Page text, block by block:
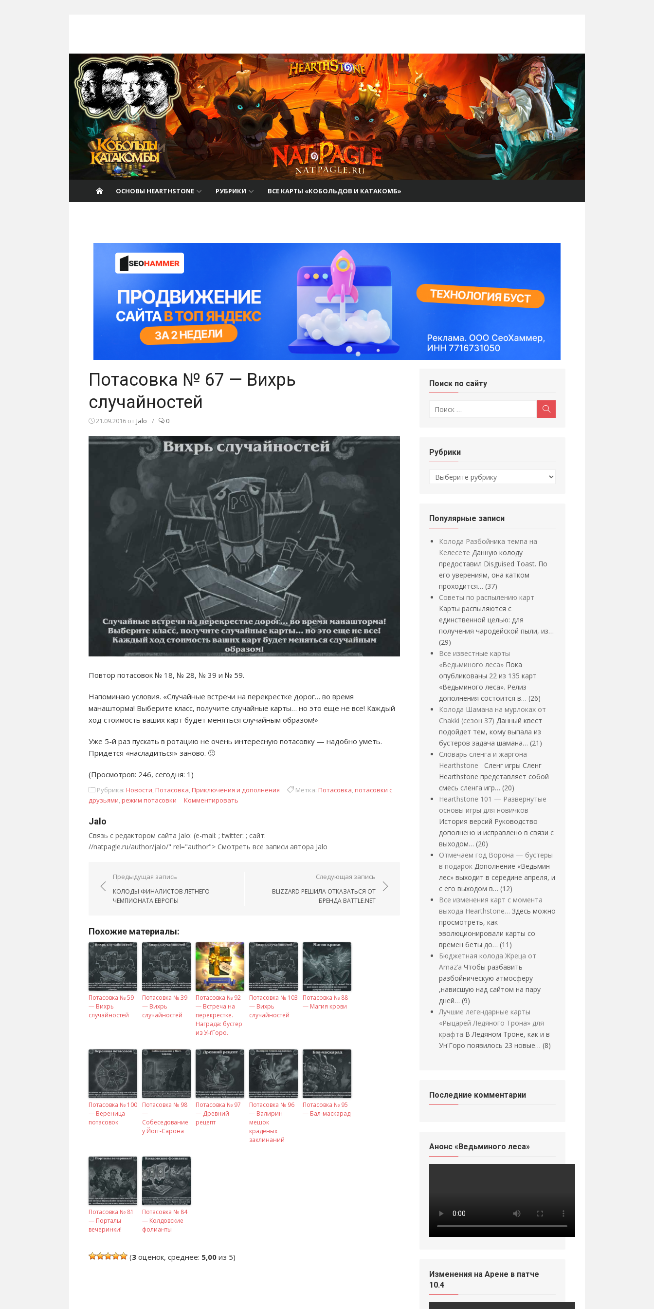
Hearthstone.
ОСНОВЫ HEARTHSTONE РУБРИКИ ВСЕ КАРТЫ «КОБОЛЬДОВ И КАТАКОМБ»
Потасовка № 67 — Вихрь
случайностей
21.09.2016 от Jalo / 0
Повтор потасовок № 18, № 28, № 39 и № 59.
Напоминаю условия. «Случайные встречи на перекрестке дорог… во время
манашторма! Выберите класс, получите случайные карты… но это еще не все! Каждый
ход стоимость ваших карт будет меняться случайным образом!»
Уже 5-й раз пускать в ротацию не очень интересную потасовку — надобно уметь.
Придется «насладиться» заново. 🙁
(Просмотров: 246, сегодня: 1)
Рубрика: Новости,Потасовка,Приключения и дополнения Метка: Потасовка,потасовки с
друзьями,режим потасовки Комментировать
Jalo
Связь с редактором сайта Jalo: (e-mail: ; twitter: ; сайт:
//natpagle.ru/author/jalo/" rel="author"> Смотреть все записи автора Jalo
Навигация по записям
Предыдущая запись
КОЛОДЫ ФИНАЛИСТОВ ЛЕТНЕГО
ЧЕМПИОНАТА ЕВРОПЫ
Следующая запись
BLIZZARD РЕШИЛА ОТКАЗАТЬСЯ ОТ
БРЕНДА BATTLE.NET
Похожие материалы:
Потасовка № 59
— Вихрь
случайностей
Потасовка № 39
— Вихрь
случайностей
Потасовка № 92
— Встреча на
перекрестке.
Награда: бустер
из Ун’Горо.
Потасовка № 103
— Вихрь
случайностей
Потасовка № 88
— Магия крови
Потасовка № 100
— Вереница
потасовок
Потасовка № 98
—
Собеседование
у Йогг-Сарона
Потасовка № 97
— Древний
рецепт
Потасовка № 96
— Валирин
мешок
краденых
заклинаний
Потасовка № 95
— Бал-маскарад
Потасовка № 81
— Порталы
вечеринки!
Потасовка № 84
— Колдовские
фолианты
(3 оценок, среднее: 5,00 из 5)
Поиск по сайту
Рубрики
Рубрики
Популярные записи
Колода Разбойника темпа на
Келесете Данную колоду
предоставил Disguised Toast. По
его уверениям, она катком
проходится… (37)
Советы по распылению карт
Карты распыляются с
единственной целью: для
получения чародейской пыли, из…
(29)
Все известные карты
«Ведьминого леса» Пока
опубликованы 22 из 135 карт
«Ведьминого леса». Релиз
дополнения состоится в… (26)
Колода Шамана на мурлоках от
Chakki (сезон 37) Данный квест
подойдет тем, кому выпала из
бустеров задача шамана… (21)
Словарь сленга и жаргона
Hearthstone Сленг игры Сленг
Hearthstone представляет собой
смесь сленга игр… (20)
Hearthstone 101 — Развернутые
основы игры для новичков
История версий Руководство
дополнено и исправлено в связи с
выходом… (20)
Отмечаем год Ворона — бустеры
в подарок Дополнение «Ведьмин
лес» выходит в середине апреля, и
с его выходом в… (12)
Все изменения карт с момента
выхода Hearthstone… Здесь можно
просмотреть, как
эволюционировали карты со
времен беты до… (11)
Бюджетная колода Жреца от
Amaz’a Чтобы разбавить
разбойническую атмосферу
,нависшую над сайтом на пару
дней… (9)
Лучшие легендарные карты
«Рыцарей Ледяного Трона» для
крафта В Ледяном Троне, как и в
Ун'Горо появилось 23 новые… (8)
Последние комментарии
Анонс «Ведьминого леса»
Изменения на Арене в патче
10.4